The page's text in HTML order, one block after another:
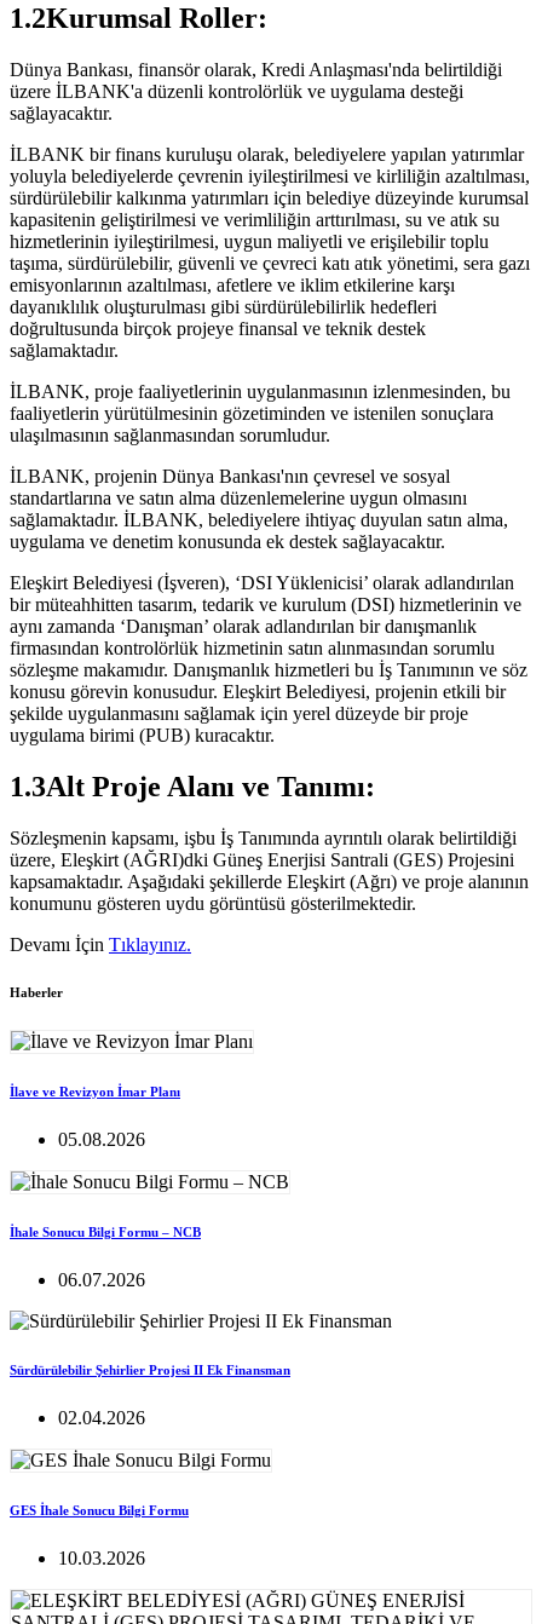
1.2Kurumsal Roller:
Dünya Bankası, finansör olarak, Kredi Anlaşması'nda belirtildiği
üzere İLBANK'a düzenli kontrolörlük ve uygulama desteği
sağlayacaktır.
İLBANK bir finans kuruluşu olarak, belediyelere yapılan yatırımlar
yoluyla belediyelerde çevrenin iyileştirilmesi ve kirliliğin azaltılması,
sürdürülebilir kalkınma yatırımları için belediye düzeyinde kurumsal
kapasitenin geliştirilmesi ve verimliliğin arttırılması, su ve atık su
hizmetlerinin iyileştirilmesi, uygun maliyetli ve erişilebilir toplu
taşıma, sürdürülebilir, güvenli ve çevreci katı atık yönetimi, sera gazı
emisyonlarının azaltılması, afetlere ve iklim etkilerine karşı
dayanıklılık oluşturulması gibi sürdürülebilirlik hedefleri
doğrultusunda birçok projeye finansal ve teknik destek
sağlamaktadır.
İLBANK, proje faaliyetlerinin uygulanmasının izlenmesinden, bu
faaliyetlerin yürütülmesinin gözetiminden ve istenilen sonuçlara
ulaşılmasının sağlanmasından sorumludur.
İLBANK, projenin Dünya Bankası'nın çevresel ve sosyal
standartlarına ve satın alma düzenlemelerine uygun olmasını
sağlamaktadır. İLBANK, belediyelere ihtiyaç duyulan satın alma,
uygulama ve denetim konusunda ek destek sağlayacaktır.
Eleşkirt Belediyesi (İşveren), ‘DSI Yüklenicisi’ olarak adlandırılan
bir müteahhitten tasarım, tedarik ve kurulum (DSI) hizmetlerinin ve
aynı zamanda ‘Danışman’ olarak adlandırılan bir danışmanlık
firmasından kontrolörlük hizmetinin satın alınmasından sorumlu
sözleşme makamıdır. Danışmanlık hizmetleri bu İş Tanımının ve söz
konusu görevin konusudur. Eleşkirt Belediyesi, projenin etkili bir
şekilde uygulanmasını sağlamak için yerel düzeyde bir proje
uygulama birimi (PUB) kuracaktır.
1.3Alt Proje Alanı ve Tanımı:
Sözleşmenin kapsamı, işbu İş Tanımında ayrıntılı olarak belirtildiği
üzere, Eleşkirt (AĞRI)dki Güneş Enerjisi Santrali (GES) Projesini
kapsamaktadır. Aşağıdaki şekillerde Eleşkirt (Ağrı) ve proje alanının
konumunu gösteren uydu görüntüsü gösterilmektedir.
Devamı İçin Tıklayınız.
Haberler
İlave ve Revizyon İmar Planı
05.08.2026
İhale Sonucu Bilgi Formu – NCB
06.07.2026
Sürdürülebilir Şehirlier Projesi II Ek Finansman
02.04.2026
GES İhale Sonucu Bilgi Formu
10.03.2026